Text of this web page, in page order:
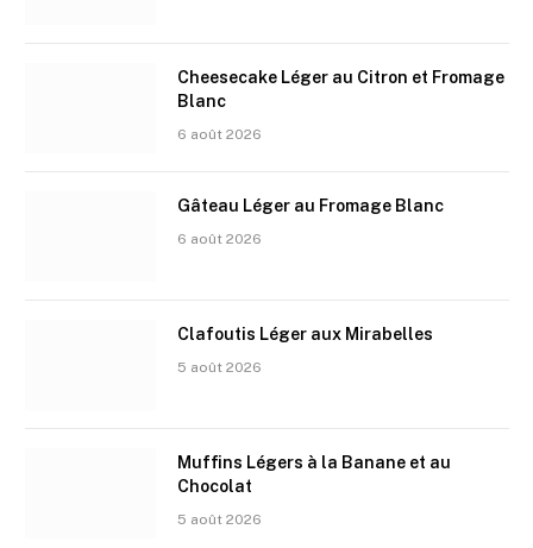
Cheesecake Léger au Citron et Fromage
Blanc
6 août 2026
Gâteau Léger au Fromage Blanc
6 août 2026
Clafoutis Léger aux Mirabelles
5 août 2026
Muffins Légers à la Banane et au
Chocolat
5 août 2026